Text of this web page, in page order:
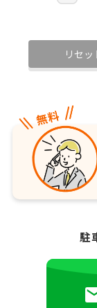
リセッ
駐